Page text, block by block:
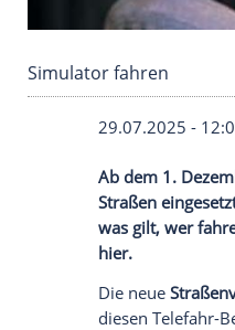
Simulator fahren